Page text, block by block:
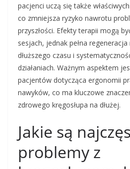
pacjenci uczą się także
co zmniejsza ryzyko nawrotu
przyszłości. Efekty terapii mogą
sesjach, jednak pełna
dłuższego czasu i
działaniach. Ważnym aspektem
pacjentów dotycząca ergonomii
nawyków, co ma kluczowe
zdrowego kręgosłupa na dłużej.
Jakie są
problemy z